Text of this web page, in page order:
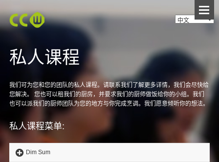
私人课程
我们可为您和您的团队的私人课程。请联系我们了解更多详情，我们会尽快给
您解决。 您也可以租我们的厨房，并要求我们的厨师做饭给你的小组。我们
也可以派我们的厨师团队为您的地方与你完成烹调。我们愿意倾听你的想法。
私人课程菜单:
Dim Sum